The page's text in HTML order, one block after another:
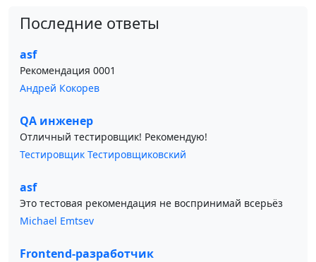
Последние ответы
asf
Рекомендация 0001
Андрей Кокорев
QA инженер
Отличный тестировщик! Рекомендую!
Тестировщик Тестировщиковский
asf
Это тестовая рекомендация не воспринимай всерьёз
Michael Emtsev
Frontend-разработчик